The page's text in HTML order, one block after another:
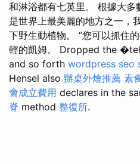
和淋浴都有七英里。 根據大
是世界上最美麗的地方之一，
下野生動植物。 “您可以抓住
輕的凱姆。 Dropped the
and so forth wordpress seo
Hensel also 辦桌外燴推薦 素
會成立費用 declares in the
脊 method 整復所.